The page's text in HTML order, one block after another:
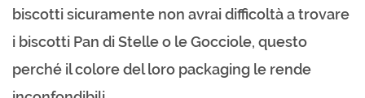
biscotti sicuramente non avrai difficoltà a trovare
i biscotti Pan di Stelle o le Gocciole, questo
perché il colore del loro packaging le rende